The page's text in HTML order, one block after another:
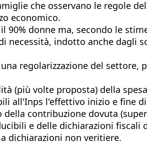
che osservano le regole
economico.
donne ma, secondo le
necessità, indotto anche dagli
regolarizzazione del settore,
(più volte proposta) della
all'Inps l'effettivo inizio e fine
contribuzione dovuta
e delle dichiarazioni fiscali
dichiarazioni non veritiere.